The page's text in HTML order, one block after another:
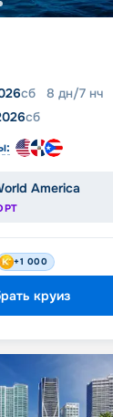
сб 8 дн/7 нч
сб
America
+1 000
круиз